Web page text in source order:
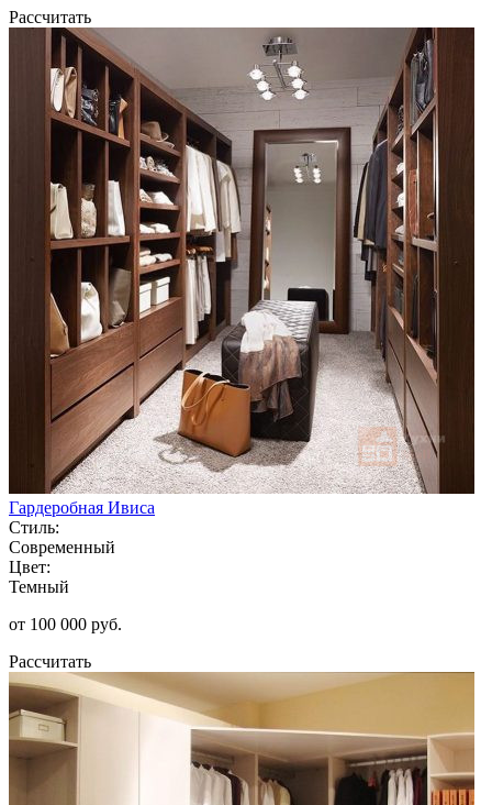
Рассчитать
Гардеробная Ивиса
Стиль:
Современный
Цвет:
Темный
от 100 000 руб.
Рассчитать